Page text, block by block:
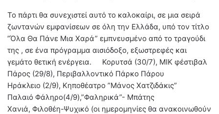
Το πάρτι θα συνεχιστεί αυτό το καλοκαίρι, σε μια σειρά
ζωντανών εμφανίσεων σε όλη την Ελλάδα, υπό τον τίτλο
”Όλα Θα Πάνε Μια Χαρά” εμπνευσμένο από το τραγούδι
της , σε ένα πρόγραμμα αισιόδοξο, εξωστρεφές και
γεμάτο θετική ενέργεια. Κορυτσά (30/7), ΜΙΚ φέστιβαλ
Πάρος (29/8), Περιβαλλοντικό Πάρκο Πάρου
Ηράκλειο (2/9), Κηποθέατρο ”Μάνος Χατζιδάκις”
Παλαιό Φάληρο(4/9),”Φαληρικά”- Μπάτης
Χανιά, Φιλοθέη-Ψυχικό (οι ημερομηνίες θα ανακοινωθούν